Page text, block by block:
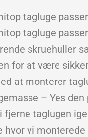
tagluge
tagluge
skruehuller
for at være sikker
at monterer
– Yes den
fjerne taglugen
hvor vi monterede